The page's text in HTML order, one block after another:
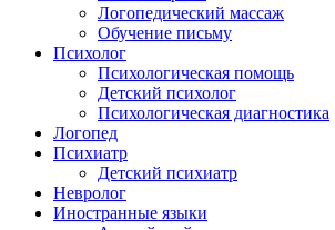
Логопедический массаж
Обучение письму
Психолог
Психологическая помощь
Детский психолог
Психологическая диагностика
Логопед
Психиатр
Детский психиатр
Невролог
Иностранные языки